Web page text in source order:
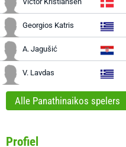
Georgios Katris
A. Jagušić
V. Lavdas
Alle Panathinaikos spelers
Profiel